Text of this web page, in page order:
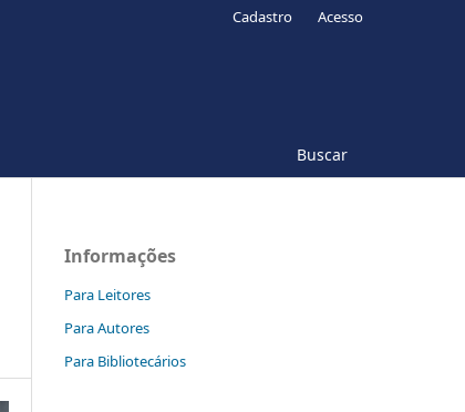
Buscar
Cadastro Acesso
Informações
Para Leitores
Para Autores
Para Bibliotecários